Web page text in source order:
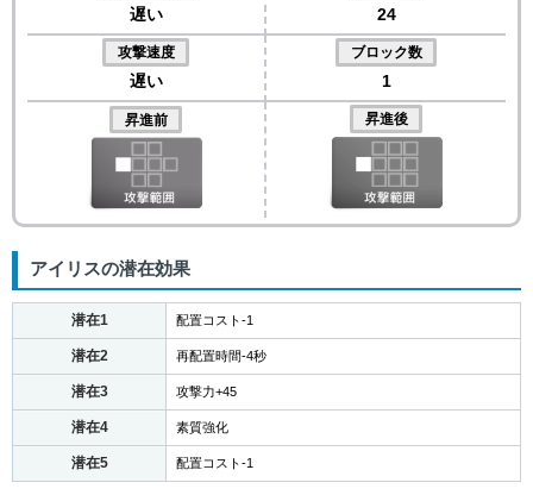
遅い 24
攻撃速度
遅い
ブロック数
1
昇進前 昇進後
アイリスの潜在効果
潜在1 配置コスト-1
潜在2 再配置時間-4秒
潜在3 攻撃力+45
潜在4 素質強化
潜在5 配置コスト-1